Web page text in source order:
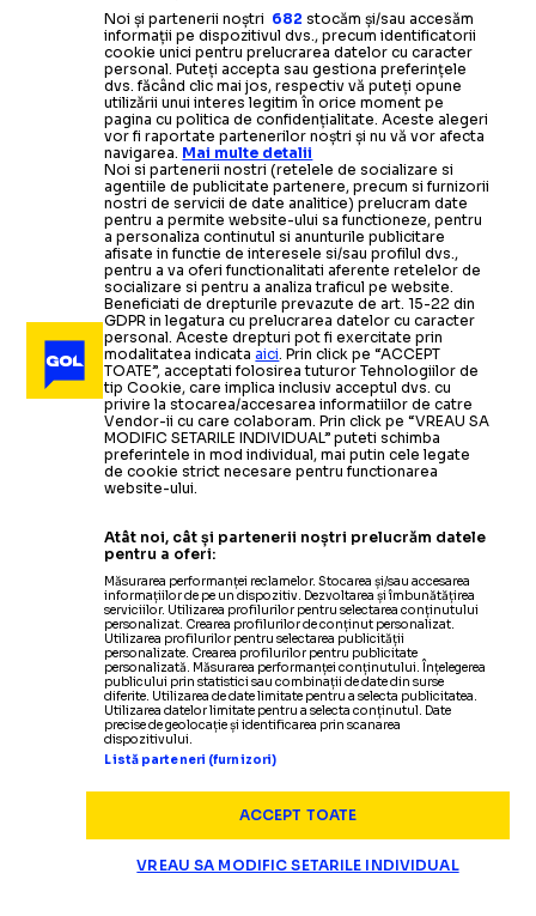
Noi și partenerii noștri 682 stocăm și/sau accesăm
informații pe dispozitivul dvs., precum identificatorii
cookie unici pentru prelucrarea datelor cu caracter
personal. Puteți accepta sau gestiona preferințele
dvs. făcând clic mai jos, respectiv vă puteți opune
utilizării unui interes legitim în orice moment pe
pagina cu politica de confidențialitate. Aceste alegeri
vor fi raportate partenerilor noștri și nu vă vor afecta
navigarea. Mai multe detalii
Noi si partenerii nostri (retelele de socializare si
agentiile de publicitate partenere, precum si furnizorii
nostri de servicii de date analitice) prelucram date
pentru a permite website-ului sa functioneze, pentru
a personaliza continutul si anunturile publicitare
afisate in functie de interesele si/sau profilul dvs.,
pentru a va oferi functionalitati aferente retelelor de
socializare si pentru a analiza traficul pe website.
Beneficiati de drepturile prevazute de art. 15-22 din
GDPR in legatura cu prelucrarea datelor cu caracter
personal. Aceste drepturi pot fi exercitate prin
modalitatea indicataaici. Prin click pe “ACCEPT
TOATE”, acceptati folosirea tuturor Tehnologiilor de
tip Cookie, care implica inclusiv acceptul dvs. cu
privire la stocarea/accesarea informatiilor de catre
Vendor-ii cu care colaboram. Prin click pe “VREAU SA
MODIFIC SETARILE INDIVIDUAL” puteti schimba
preferintele in mod individual, mai putin cele legate
de cookie strict necesare pentru functionarea
website-ului.
Atât noi, cât și partenerii noștri prelucrăm datele
pentru a oferi:
Măsurarea performanței reclamelor. Stocarea și/sau accesarea
informațiilor de pe un dispozitiv. Dezvoltarea și îmbunătățirea
serviciilor. Utilizarea profilurilor pentru selectarea conținutului
personalizat. Crearea profilurilor de conținut personalizat.
Utilizarea profilurilor pentru selectarea publicității
personalizate. Crearea profilurilor pentru publicitate
personalizată. Măsurarea performanței conținutului. Înțelegerea
publicului prin statistici sau combinații de date din surse
diferite. Utilizarea de date limitate pentru a selecta publicitatea.
Utilizarea datelor limitate pentru a selecta conținutul. Date
precise de geolocație și identificarea prin scanarea
dispozitivului.
Listă parteneri (furnizori)
ACCEPT TOATE
VREAU SA MODIFIC SETARILE INDIVIDUAL